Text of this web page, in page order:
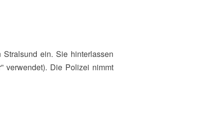
verwendet). Die Polizei nimmt